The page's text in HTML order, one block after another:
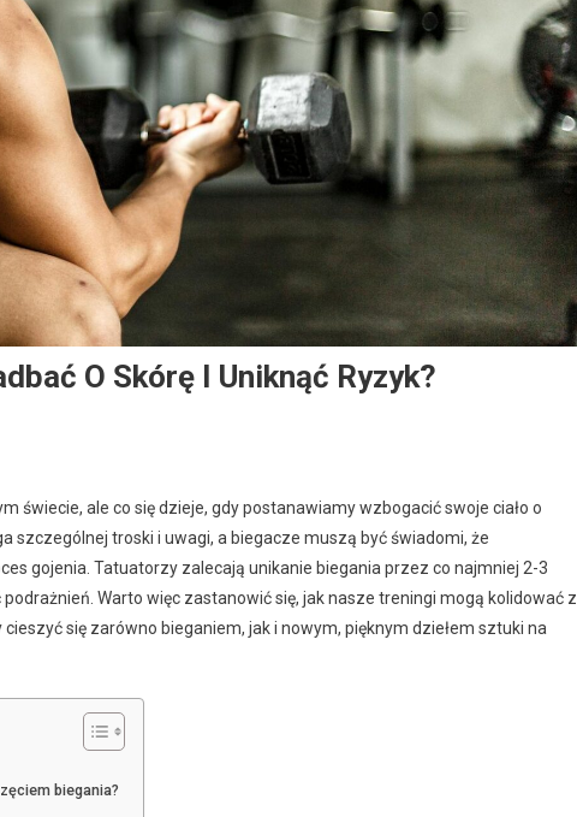
O Skórę I Uniknąć Ryzyk?
świecie, ale co się dzieje, gdy postanawiamy wzbogacić swoje ciało o
szczególnej troski i uwagi, a biegacze muszą być świadomi, że
gojenia. Tatuatorzy zalecają unikanie biegania przez co najmniej 2-3
Warto więc zastanowić się, jak nasze treningi mogą kolidować z
się zarówno bieganiem, jak i nowym, pięknym dziełem sztuki na
biegania?